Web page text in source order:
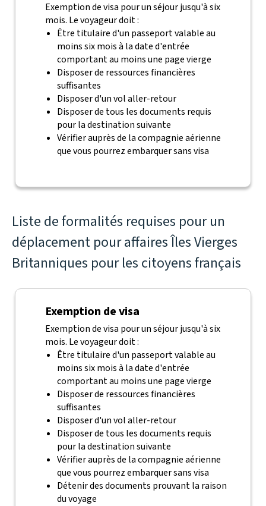
Exemption de visa pour un séjour jusqu'à six
mois. Le voyageur doit :
Être titulaire d'un passeport valable au
moins six mois à la date d'entrée
comportant au moins une page vierge
Disposer de ressources financières
suffisantes
Disposer d'un vol aller-retour
Disposer de tous les documents requis
pour la destination suivante
Vérifier auprès de la compagnie aérienne
que vous pourrez embarquer sans visa
Liste de formalités requises pour un
déplacement pour affaires Îles Vierges
Britanniques pour les citoyens français
Exemption de visa
Exemption de visa pour un séjour jusqu'à six
mois. Le voyageur doit :
Être titulaire d'un passeport valable au
moins six mois à la date d'entrée
comportant au moins une page vierge
Disposer de ressources financières
suffisantes
Disposer d'un vol aller-retour
Disposer de tous les documents requis
pour la destination suivante
Vérifier auprès de la compagnie aérienne
que vous pourrez embarquer sans visa
Détenir des documents prouvant la raison
du voyage